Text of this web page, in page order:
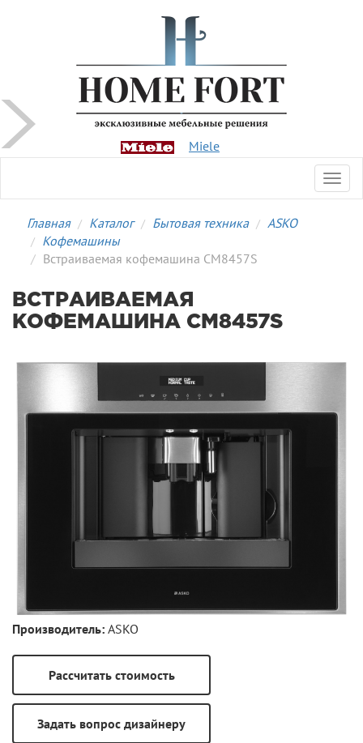
Miele
Главная Каталог Бытовая техника
ASKO
Кофемашины
Встраиваемая кофемашина CM8457S
ВСТРАИВАЕМАЯ
КОФЕМАШИНА CM8457S
Производитель: ASKO